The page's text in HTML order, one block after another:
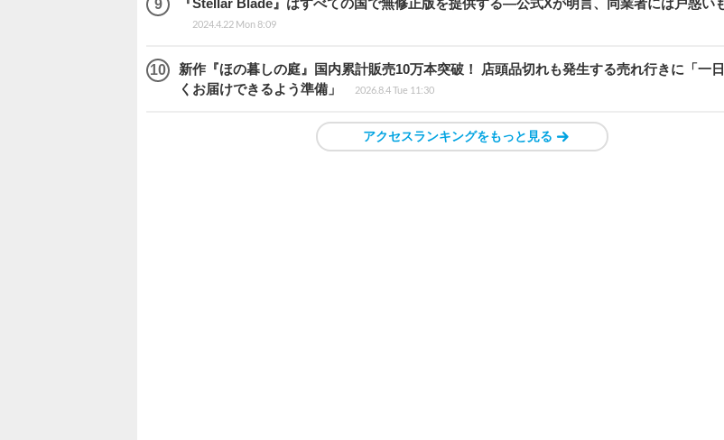
『Stellar Blade』はすべての国で無修正版を提供する―公式Xが明言、同業者には戸惑い
2024.4.22 Mon 8:09
新作『ほの暮しの庭』国内累計販売10万本突破！ 店頭品切れも発生する売れ行きに「一
くお届けできるよう準備」
2026.8.4 Tue 11:30
アクセスランキングをもっと見る